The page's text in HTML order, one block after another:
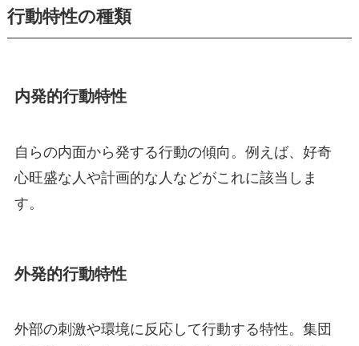
行動特性の種類
内発的行動特性
自らの内面から発する行動の傾向。例えば、好奇
心旺盛な人や計画的な人などがこれに該当しま
す。
外発的行動特性
外部の刺激や環境に反応して行動する特性。集団